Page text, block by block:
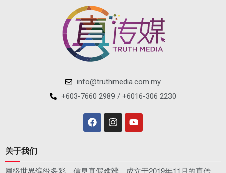
info@truthmedia.com.my
+603-7660 2989 / +6016-306 2230
关于我们
网络世界缤纷多彩，信息真假难辨。成立于2019年11月的真传